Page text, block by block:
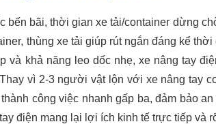
bến bãi, thời gian xe tải/container dừng
thùng xe tải giúp rút ngắn đáng kể
và khả năng leo dốc nhẹ, xe nâng tay
vì 2-3 người vật lộn với xe nâng tay
công việc nhanh gấp ba, đảm bảo
điện mang lại lợi ích kinh tế trực tiếp và